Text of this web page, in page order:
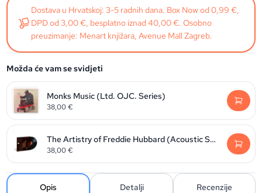
Dostava u Hrvatskoj: 3-5 radnih dana. Box Now od 0,99 €,
DPD od 3,00 €, besplatno iznad 40,00 €. Osobno
preuzimanje: Menart knjižara, Avenue Mall Zagreb.
Možda će vam se svidjeti
Monks Music (Ltd. OJC. Series)
38,00€
The Artistry of Freddie Hubbard (Acoustic Sounds)
38,00€
Opis Detalji Recenzije